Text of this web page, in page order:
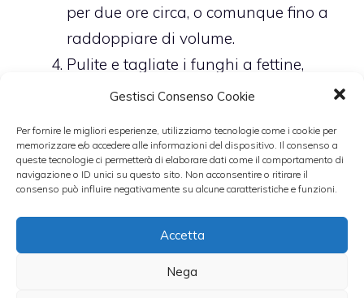
Gestisci Consenso Cookie
Per fornire le migliori esperienze, utilizziamo tecnologie come i cookie per
memorizzare e/o accedere alle informazioni del dispositivo. Il consenso a
queste tecnologie ci permetterà di elaborare dati come il comportamento di
navigazione o ID unici su questo sito. Non acconsentire o ritirare il
consenso può influire negativamente su alcune caratteristiche e funzioni.
Accetta
Nega
per due ore circa, o comunque fino a
raddoppiare di volume.
Pulite e tagliate i funghi a fettine,
cuoceteli in una padella antiaderente
minuti circa.
Stendete l’impasto lievitato su un
piano infarinato, formate un
rettangolo e farcite metà del
rettangolo con lo speck, i funghi e il
formaggio a fettine.